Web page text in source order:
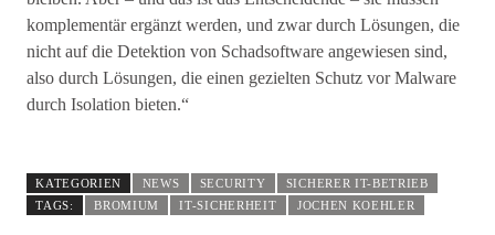
komplementär ergänzt werden, und zwar durch Lösungen, die
nicht auf die Detektion von Schadsoftware angewiesen sind,
also durch Lösungen, die einen gezielten Schutz vor Malware
durch Isolation bieten.“
KATEGORIEN NEWS SECURITY
SICHERER IT-BETRIEB
TAGS:
BROMIUM IT-SICHERHEIT JOCHEN KOEHLER